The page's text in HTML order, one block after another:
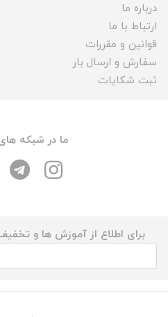
درباره ما
ارتباط با ما
قوانین و مقررات
سفارش و ارسال بار
ثبت شکایات
ما در شبکه
برای اطلاع از آموزش ها و